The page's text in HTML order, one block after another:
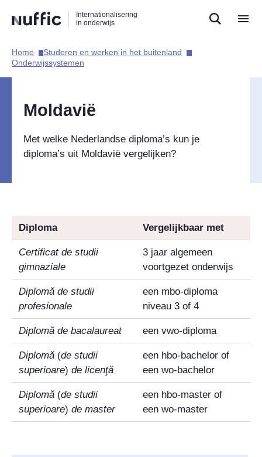
naar
zoekfunctie
naar
hoofdnavigatie
naar
inhoud
Internationalisering
in onderwijs
Hoofdnavigatie
Home​
Studeren en werken in het buitenland​
Onderwijssystemen​
Moldavië
Met welke Nederlandse diploma’s kun je
diploma’s uit Moldavië vergelijken?
Diploma Vergelijkbaar met
Certificat de studii
gimnaziale
3 jaar algemeen
voortgezet onderwijs
Diplomă de studii
profesionale
een mbo-diploma
niveau 3 of 4
Diplomă de bacalaureat een vwo-diploma
Diplomă (de studii
superioare) de licenţă
een hbo-bachelor of
een wo-bachelor
Diplomă (de studii
superioare) de master
een hbo-master of
een wo-master